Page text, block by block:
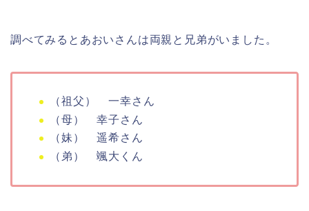
調べてみるとあおいさんは両親と兄弟がいました。
（祖父） 一幸さん
（母） 幸子さん
（妹） 遥希さん
（弟） 颯大くん